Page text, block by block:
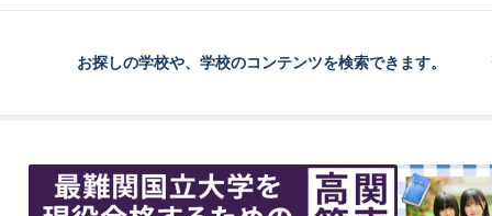
お探しの学校や、学校のコンテンツを検索できます。